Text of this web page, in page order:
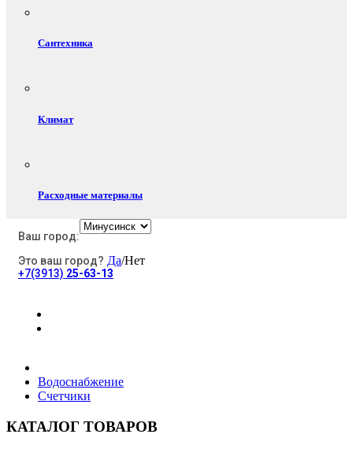
Сантехника
Климат
Расходные материалы
Электротовары
Хозяйственные товары
Ваш город:
Это ваш город? Да/Нет
+7(3913) 25-63-13
Водоснабжение
Счетчики
КАТАЛОГ ТОВАРОВ